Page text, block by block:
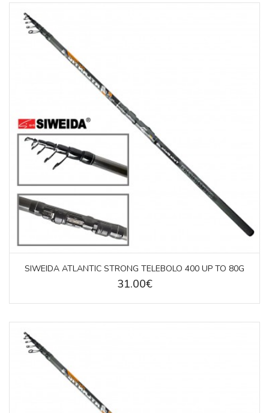
SIWEIDA ATLANTIC STRONG TELEBOLO 400 UP TO 80G
31.00€